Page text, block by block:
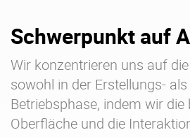
Schwerpunkt auf
Wir konzentrieren uns auf
sowohl in der Erstellungs-
Betriebsphase, indem wir
Oberfläche und die